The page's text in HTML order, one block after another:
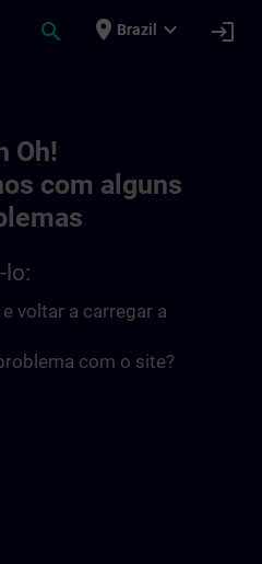
search place Brazil expand_more login
Oh!
com alguns
lo:
voltar a carregar a
com o site?